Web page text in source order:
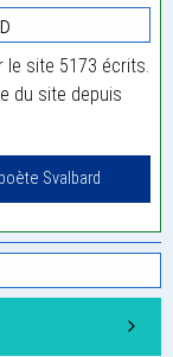
le site 5173 écrits.
du site depuis
Svalbard